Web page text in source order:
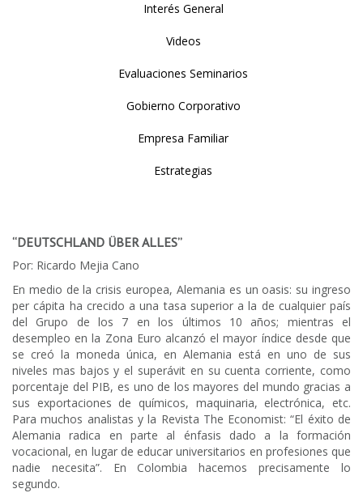
Interés General
Videos
Evaluaciones Seminarios
Gobierno Corporativo
Empresa Familiar
Estrategias
“DEUTSCHLAND ÜBER ALLES”
Por: Ricardo Mejia Cano
En medio de la crisis europea, Alemania es un oasis: su ingreso
per cápita ha crecido a una tasa superior a la de cualquier país
del Grupo de los 7 en los últimos 10 años; mientras el
desempleo en la Zona Euro alcanzó el mayor índice desde que
se creó la moneda única, en Alemania está en uno de sus
niveles mas bajos y el superávit en su cuenta corriente, como
porcentaje del PIB, es uno de los mayores del mundo gracias a
sus exportaciones de químicos, maquinaria, electrónica, etc.
Para muchos analistas y la Revista The Economist: “El éxito de
Alemania radica en parte al énfasis dado a la formación
vocacional, en lugar de educar universitarios en profesiones que
nadie necesita”. En Colombia hacemos precisamente lo
segundo.